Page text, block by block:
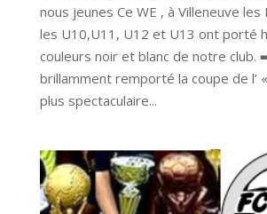
nous jeunes Ce WE , à Villeneuve les
les U10,U11, U12 et U13 ont porté
couleurs noir et blanc de notre club.
brillamment remporté la coupe de l’
plus spectaculaire...